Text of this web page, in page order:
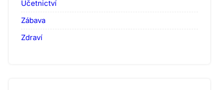
Účetnictví
Zábava
Zdraví